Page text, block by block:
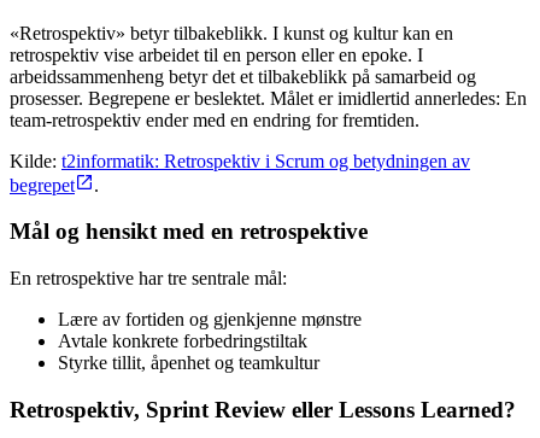
«Retrospektiv» betyr tilbakeblikk. I kunst og kultur kan en
retrospektiv vise arbeidet til en person eller en epoke. I
arbeidssammenheng betyr det et tilbakeblikk på samarbeid og
prosesser. Begrepene er beslektet. Målet er imidlertid annerledes: En
team-retrospektiv ender med en endring for fremtiden.
Kilde: t2informatik: Retrospektiv i Scrum og betydningen av
begrepet
.
Mål og hensikt med en retrospektive
En retrospektive har tre sentrale mål:
Lære av fortiden og gjenkjenne mønstre
Avtale konkrete forbedringstiltak
Styrke tillit, åpenhet og teamkultur
Retrospektiv, Sprint Review eller Lessons Learned?